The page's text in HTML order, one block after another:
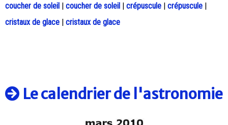
coucher de soleil
coucher de soleil crépuscule crépuscule
cristaux de glace
cristaux de glace
Le calendrier de l'astronomie